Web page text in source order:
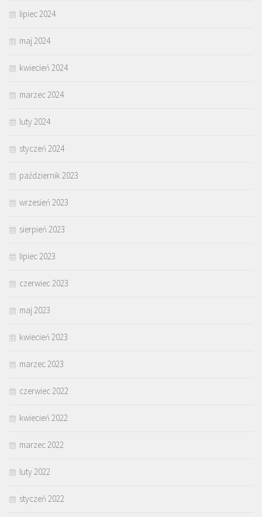
lipiec 2024
maj 2024
kwiecień 2024
marzec 2024
luty 2024
styczeń 2024
październik 2023
wrzesień 2023
sierpień 2023
lipiec 2023
czerwiec 2023
maj 2023
kwiecień 2023
marzec 2023
czerwiec 2022
kwiecień 2022
marzec 2022
luty 2022
styczeń 2022